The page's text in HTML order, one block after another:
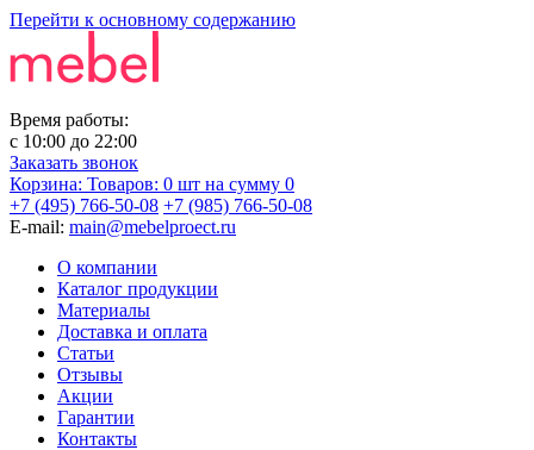
Перейти к основному содержанию
Время работы:
с 10:00 до 22:00
Заказать звонок
Корзина: Товаров: 0 шт на сумму 0
+7 (495) 766-50-08 +7 (985) 766-50-08
E-mail: main@mebelproect.ru
О компании
Каталог продукции
Материалы
Доставка и оплата
Статьи
Отзывы
Акции
Гарантии
Контакты